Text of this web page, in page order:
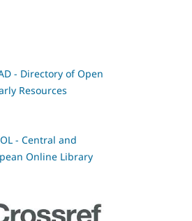
- Directory of Open
Resources
- Central and
Online Library